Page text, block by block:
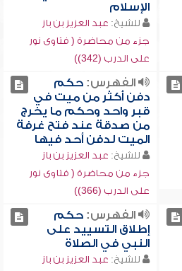
الإسلام
للشيخ: عبد العزيز بن باز
جزء من محاضرة ( فتاوى نور
على الدرب (342))
الفهرس:حكم
دفن أكثر من ميت في
قبر واحد وحكم ما يخرج
من صدقة عند فتح غرفة
الميت لدفن أحد فيها
للشيخ: عبد العزيز بن باز
جزء من محاضرة ( فتاوى نور
على الدرب (366))
الفهرس:حكم
إطلاق التسييد على
النبي في الصلاة
للشيخ: عبد العزيز بن باز